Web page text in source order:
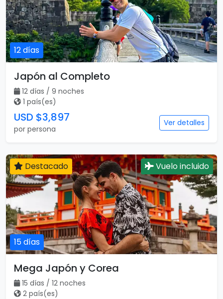
12 días
Japón al Completo
12 días / 9 noches
1 país(es)
USD $3,897
por persona
Ver detalles
15 días
Destacado Vuelo incluido
Mega Japón y Corea
15 días / 12 noches
2 país(es)